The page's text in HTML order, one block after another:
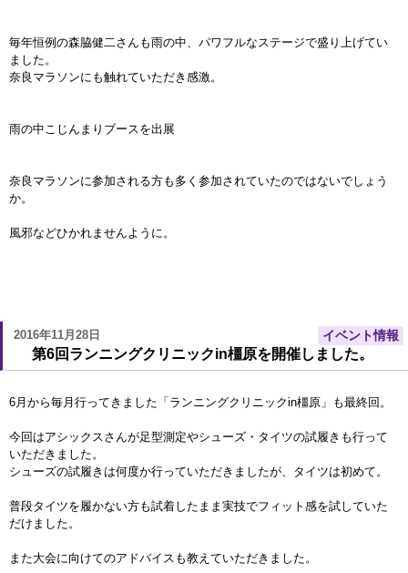
毎年恒例の森脇健二さんも雨の中、パワフルなステージで盛り上げてい
ました。
奈良マラソンにも触れていただき感激。
雨の中こじんまりブースを出展
奈良マラソンに参加される方も多く参加されていたのではないでしょう
か。
風邪などひかれませんように。
2016年11月28日 イベント情報
第6回ランニングクリニックin橿原を開催しました。
6月から毎月行ってきました「ランニングクリニックin橿原」も最終回。
今回はアシックスさんが足型測定やシューズ・タイツの試履きも行って
いただきました。
シューズの試履きは何度か行っていただきましたが、タイツは初めて。
普段タイツを履かない方も試着したまま実技でフィット感を試していた
だけました。
また大会に向けてのアドバイスも教えていただきました。